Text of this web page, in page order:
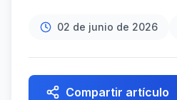
02 de junio de 2026
Compartir artículo